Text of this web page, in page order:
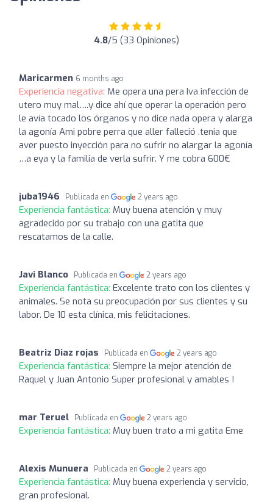
4.8/5 (33 Opiniones)
Maricarmen 6 months ago
Experiencia negativa: Me opera una pera Iva infección de
utero muy mal….y dice ahí que operar la operación pero
le avía tocado los órganos y no dice nada opera y alarga
la agonía Ami pobre perra que aller falleció .tenia que
aver puesto inyección para no sufrir no alargar la agonía
…a eya y la familia de verla sufrir. Y me cobra 600€
juba1946 Publicada en 2 years ago
Experiencia fantástica: Muy buena atención y muy
agradecido por su trabajo con una gatita que
rescatamos de la calle.
Javi Blanco Publicada en 2 years ago
Experiencia fantástica: Excelente trato con los clientes y
animales. Se nota su preocupación por sus clientes y su
labor. De 10 esta clínica, mis felicitaciones.
Beatriz Diaz rojas Publicada en 2 years ago
Experiencia fantástica: Siempre la mejor atención de
Raquel y Juan Antonio Super profesional y amables !
mar Teruel Publicada en 2 years ago
Experiencia fantástica: Muy buen trato a mi gatita Eme
Alexis Munuera Publicada en 2 years ago
Experiencia fantástica: Muy buena experiencia y servicio,
gran profesional.